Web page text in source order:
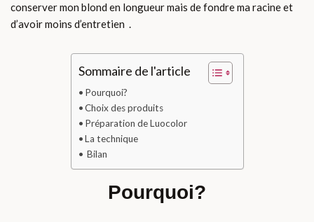
conserver mon blond en longueur mais de fondre ma racine et
d’avoir moins d’entretien .
Sommaire de l'article
Pourquoi?
Choix des produits
Préparation de Luocolor
La technique
Bilan
Pourquoi?